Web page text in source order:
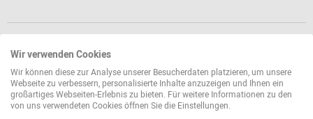
Wir verwenden Cookies
Wir können diese zur Analyse unserer Besucherdaten platzieren, um unsere
Webseite zu verbessern, personalisierte Inhalte anzuzeigen und Ihnen ein
großartiges Webseiten-Erlebnis zu bieten. Für weitere Informationen zu den
von uns verwendeten Cookies öffnen Sie die Einstellungen.